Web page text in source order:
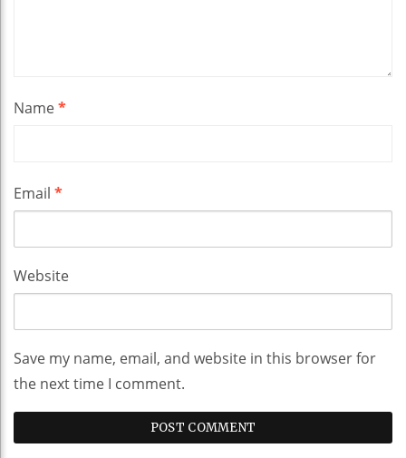
Name*
Email *
Website
Save my name, email, and website in this browser for
the next time I comment.